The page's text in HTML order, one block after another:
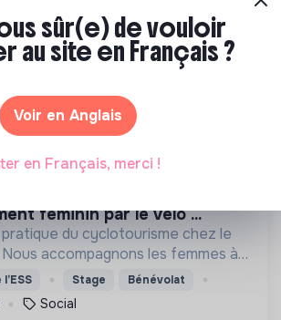
féminin par le vélo ...
du cyclotourisme chez le
accompagnons les femmes à
en elles et à se réapproprier
la pratique du vélo en collectif
Stage Bénévolat
Social
sûr(e) de vouloir
au site en Français ?
Voir en Anglais
en Français, merci !